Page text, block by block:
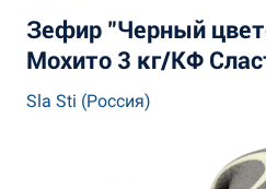
Зефир "Черный
Мохито 3 кг/КФ
Sla Sti (Россия)